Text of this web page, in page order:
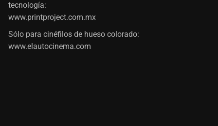
tecnología:
www.printproject.com.mx
Sólo para cinéfilos de hueso colorado:
www.elautocinema.com